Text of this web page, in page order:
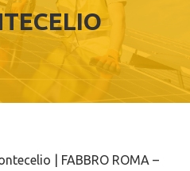
| FABBRO ROMA –